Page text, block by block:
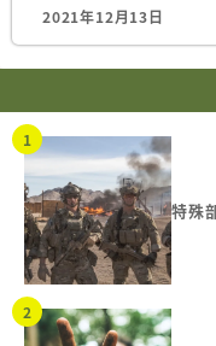
2021年12月13日
特殊